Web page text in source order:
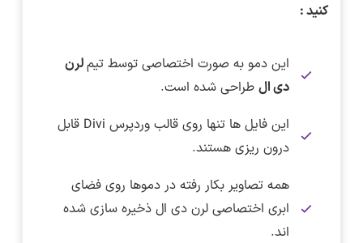
کنید :
این دمو به صورت اختصاصی توسط تیملرن
دی ال طراحی شده است.
این فایل ها تنها روی قالب وردپرس Divi قابل
درون ریزی هستند.
همه تصاویر بکار رفته در دموها روی فضای
ابری اختصاصی لرن دی ال ذخیره سازی شده
اند.